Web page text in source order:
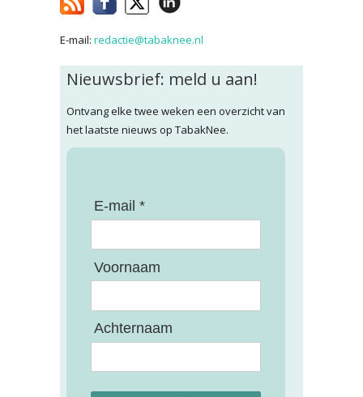
E-mail: redactie@tabaknee.nl
Nieuwsbrief: meld u aan!
Ontvang elke twee weken een overzicht van
het laatste nieuws op TabakNee.
E-mail *
Voornaam
Achternaam